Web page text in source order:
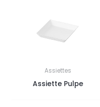
Assiettes
Assiette Pulpe